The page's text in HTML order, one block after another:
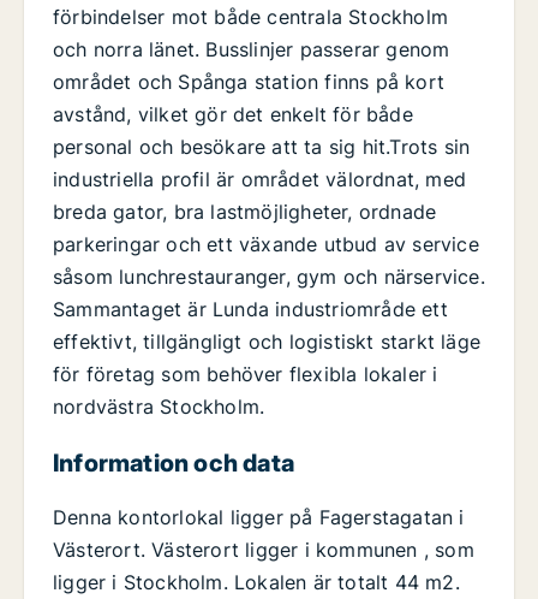
förbindelser mot både centrala Stockholm
och norra länet. Busslinjer passerar genom
området och Spånga station finns på kort
avstånd, vilket gör det enkelt för både
personal och besökare att ta sig hit.Trots sin
industriella profil är området välordnat, med
breda gator, bra lastmöjligheter, ordnade
parkeringar och ett växande utbud av service
såsom lunchrestauranger, gym och närservice.
Sammantaget är Lunda industriområde ett
effektivt, tillgängligt och logistiskt starkt läge
för företag som behöver flexibla lokaler i
nordvästra Stockholm.
Information och data
Denna kontorlokal ligger på Fagerstagatan i
Västerort. Västerort ligger i kommunen , som
ligger i Stockholm. Lokalen är totalt 44 m2.